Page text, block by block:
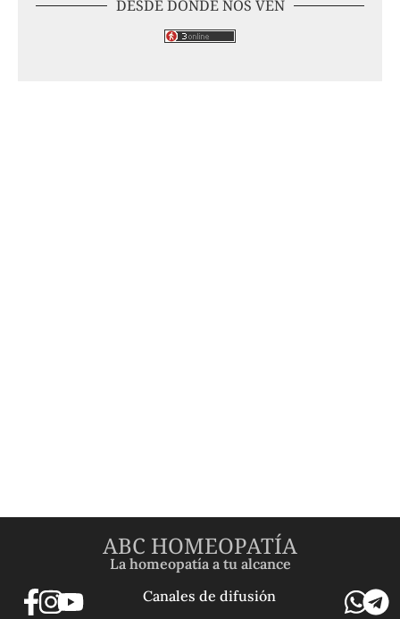
DESDE DÓNDE NOS VEN
ABC HOMEOPATÍA
La homeopatía a tu alcance
Canales de difusión